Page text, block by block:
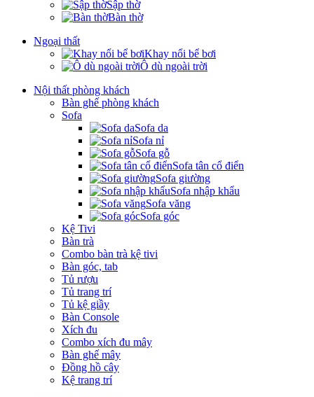
Sập thờ
Bàn thờ
Ngoại thất
Khay nổi bể bơi
Ô dù ngoài trời
Nội thất phòng khách
Bàn ghế phòng khách
Sofa
Sofa da
Sofa nỉ
Sofa gỗ
Sofa tân cổ điển
Sofa giường
Sofa nhập khẩu
Sofa văng
Sofa góc
Kệ Tivi
Bàn trà
Combo bàn trà kệ tivi
Bàn góc, tab
Tủ rượu
Tủ trang trí
Tủ kệ giầy
Bàn Console
Xích đu
Combo xích đu mây
Bàn ghế mây
Đồng hồ cây
Kệ trang trí